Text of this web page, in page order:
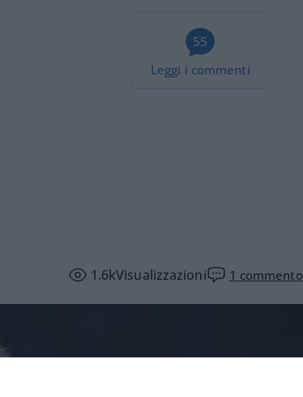
55
Leggi i commenti
1.6kVisualizzazioni 1 commento